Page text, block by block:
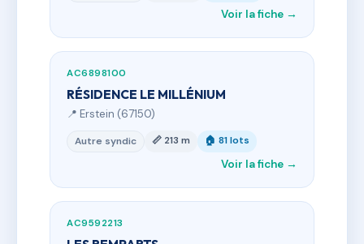
Voir la fiche →
AC6898100
RÉSIDENCE LE MILLÉNIUM
📍 Erstein (67150)
Autre syndic 📏 213 m 🏠 81 lots
Voir la fiche →
AC9592213